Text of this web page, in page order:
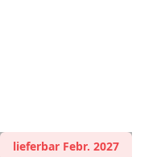
lieferbar Febr. 2027